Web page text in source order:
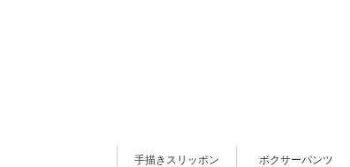
手描きスリッポン ボクサーパンツ